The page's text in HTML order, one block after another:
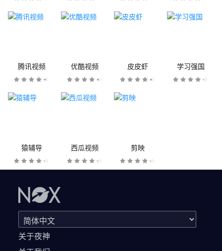
腾讯视频 优酷视频 皮皮虾 学习强国
猿辅导 西瓜视频 剪映
关于夜神